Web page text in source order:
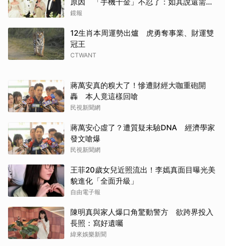
原因 「手機千金」不忍了：如其說還需要
離開嗎？
鏡報
12生肖本周運勢出爐 虎勇奪事業、財運雙
冠王
CTWANT
蔣萬安真的糗大了！慘遭財經大咖重砲開
轟 本人竟這樣回嗆
民視新聞網
蔣萬安心虛了？遭質疑未驗DNA 經濟學家
發文嗆爆
民視新聞網
王菲20歲女兒近照流出！李嫣真面目曝光美
貌進化「全面升級」
自由電子報
陳明真與家人爆口角驚動警方 欲跨界投入
長照：寫好遺囑
緯來娛樂新聞